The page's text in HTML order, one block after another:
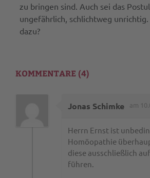
zu bringen sind. Auch sei das
ungefährlich, schlichtweg
dazu?
KOMMENTARE (4)
Jonas Schimke am
Herrn Ernst ist
Homöopathie
diese ausschließlich
führen.